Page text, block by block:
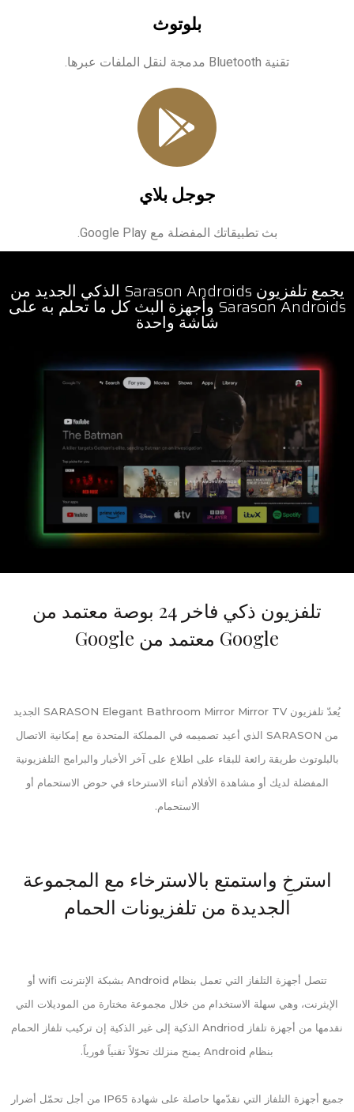
بلوتوث
تقنية Bluetooth مدمجة لنقل الملفات عبرها.
جوجل بلاي
بث تطبيقاتك المفضلة مع Google Play.
يجمع تلفزيون Sarason Androids الذكي الجديد من
Sarason Androids وأجهزة البث كل ما تحلم به على
شاشة واحدة
تلفزيون ذكي فاخر 24 بوصة معتمد من
Google معتمد من Google
يُعدّ تلفزيون SARASON Elegant Bathroom Mirror Mirror TV الجديد
من SARASON الذي أعيد تصميمه في المملكة المتحدة مع إمكانية الاتصال
بالبلوتوث طريقة رائعة للبقاء على اطلاع على آخر الأخبار والبرامج التلفزيونية
المفضلة لديك أو مشاهدة الأفلام أثناء الاسترخاء في حوض الاستحمام أو
الاستحمام.
استرخِ واستمتع بالاسترخاء مع المجموعة
الجديدة من تلفزيونات الحمام
تتصل أجهزة التلفاز التي تعمل بنظام Android بشبكة الإنترنت wifi أو
الإيثرنت، وهي سهلة الاستخدام من خلال مجموعة مختارة من الموديلات التي
نقدمها من أجهزة تلفاز Andriod الذكية إلى غير الذكية إن تركيب تلفاز الحمام
بنظام Android يمنح منزلك تحوّلاً تقنياً فورياً.
جميع أجهزة التلفاز التي نقدّمها حاصلة على شهادة IP65 من أجل تحمّل أضرار